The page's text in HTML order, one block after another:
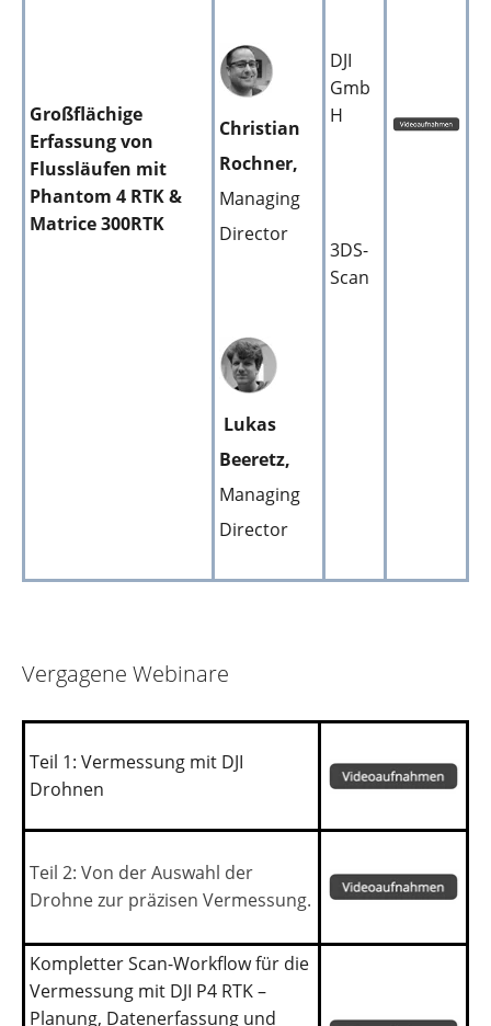
Großflächige
Erfassung von
Flussläufen mit
Phantom 4 RTK &
Matrice 300RTK
Christian
Rochner,
Managing
Director
Lukas
Beeretz,
Managing
Director
DJI
Gmb
H
3DS-
Scan
Vergagene Webinare
Teil 1: Vermessung mit DJI
Drohnen
Teil 2: Von der Auswahl der
Drohne zur präzisen Vermessung.
Kompletter Scan-Workflow für die
Vermessung mit DJI P4 RTK –
Planung, Datenerfassung und